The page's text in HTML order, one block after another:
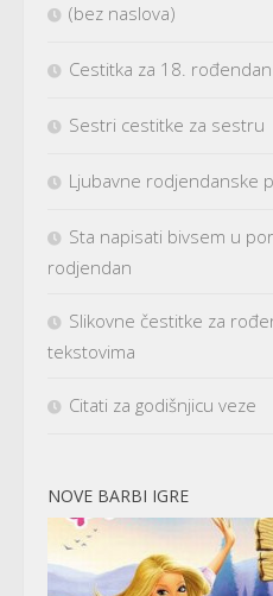
(bez naslova)
Cestitka za 18.
Sestri cestitke za sestru
Ljubavne rodjendanske
Sta napisati bivsem u
rodjendan
Slikovne čestitke za
tekstovima
Citati za godišnjicu veze
NOVE BARBI IGRE